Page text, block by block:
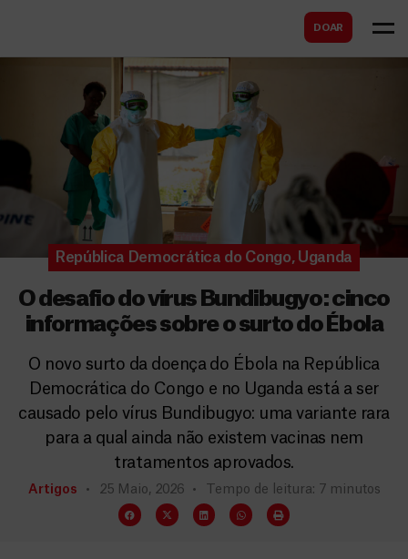
DOAR
a
República Democrática do Congo, Uganda
O desafio do vírus Bundibugyo: cinco
informações sobre o surto do Ébola
O novo surto da doença do Ébola na República
Democrática do Congo e no Uganda está a ser
causado pelo vírus Bundibugyo: uma variante rara
para a qual ainda não existem vacinas nem
tratamentos aprovados.
Artigos 25 Maio, 2026 Tempo de leitura: 7 minutos
s